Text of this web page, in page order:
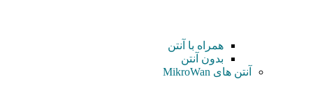
همراه با آنتن
بدون آنتن
آنتن های MikroWan